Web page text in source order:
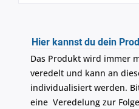
Hier kannst du dein
Das Produkt wird immer
veredelt und kann an
individualisiert werden.
eine Veredelung zur